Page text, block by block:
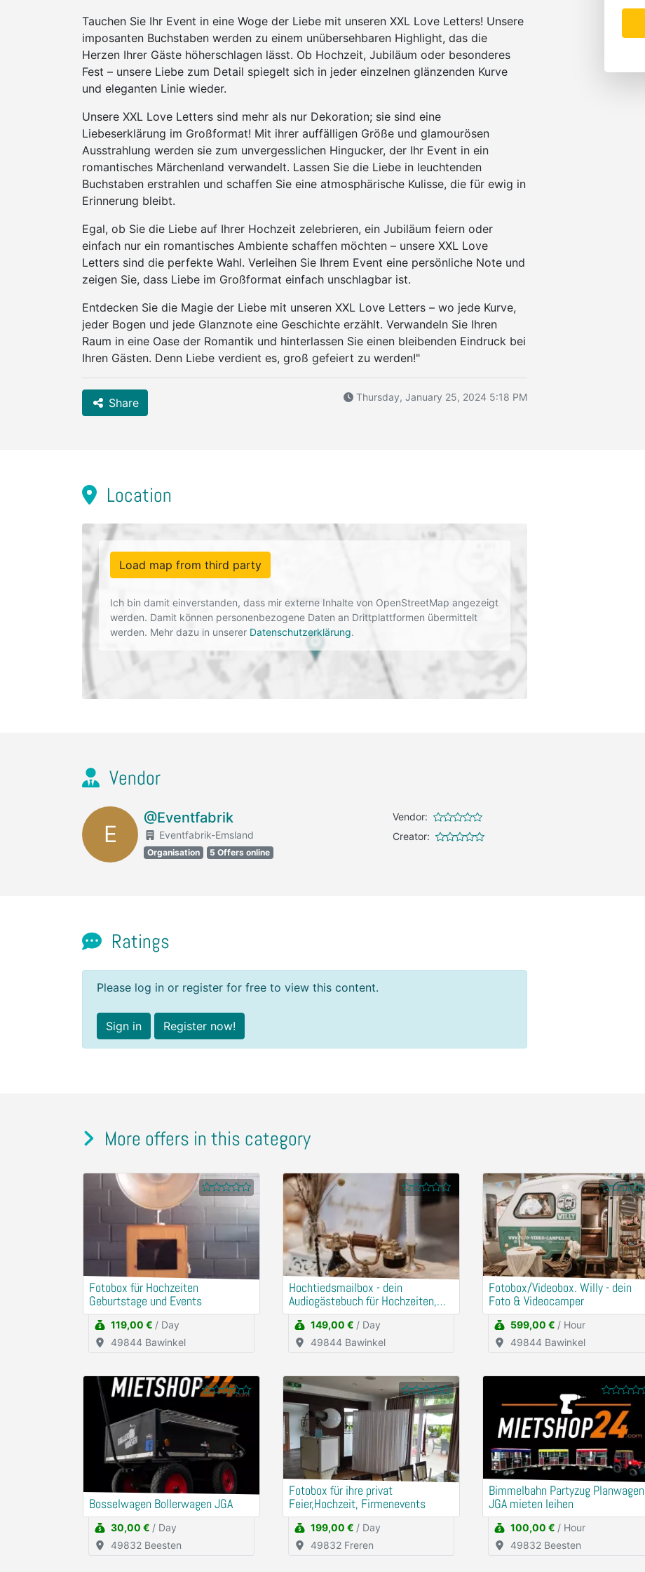
Tauchen Sie Ihr Event in eine Woge der Liebe mit unseren XXL Love Letters! Unsere
imposanten Buchstaben werden zu einem unübersehbaren Highlight, das die
Herzen Ihrer Gäste höherschlagen lässt. Ob Hochzeit, Jubiläum oder besonderes
Fest – unsere Liebe zum Detail spiegelt sich in jeder einzelnen glänzenden Kurve
und eleganten Linie wieder.
Unsere XXL Love Letters sind mehr als nur Dekoration; sie sind eine
Liebeserklärung im Großformat! Mit ihrer auffälligen Größe und glamourösen
Ausstrahlung werden sie zum unvergesslichen Hingucker, der Ihr Event in ein
romantisches Märchenland verwandelt. Lassen Sie die Liebe in leuchtenden
Buchstaben erstrahlen und schaffen Sie eine atmosphärische Kulisse, die für ewig in
Erinnerung bleibt.
Egal, ob Sie die Liebe auf Ihrer Hochzeit zelebrieren, ein Jubiläum feiern oder
einfach nur ein romantisches Ambiente schaffen möchten – unsere XXL Love
Letters sind die perfekte Wahl. Verleihen Sie Ihrem Event eine persönliche Note und
zeigen Sie, dass Liebe im Großformat einfach unschlagbar ist.
Entdecken Sie die Magie der Liebe mit unseren XXL Love Letters – wo jede Kurve,
jeder Bogen und jede Glanznote eine Geschichte erzählt. Verwandeln Sie Ihren
Raum in eine Oase der Romantik und hinterlassen Sie einen bleibenden Eindruck bei
Ihren Gästen. Denn Liebe verdient es, groß gefeiert zu werden!"
Share Thursday, January 25, 2024 5:18 PM
Location
Load map from third party
Ich bin damit einverstanden, dass mir externe Inhalte von OpenStreetMap angezeigt
werden. Damit können personenbezogene Daten an Drittplattformen übermittelt
werden. Mehr dazu in unserer Datenschutzerklärung.
Vendor
E
@Eventfabrik
Eventfabrik-Emsland
Organisation 5 Offers online
Vendor:
Creator:
Ratings
Please log in or register for free to view this content.
Sign in Register now!
More offers in this category
Fotobox für Hochzeiten
Geburtstage und Events
119,00 € / Day
49844 Bawinkel
Hochtiedsmailbox - dein
Audiogästebuch für Hochzeiten,
Geburtstage und Events
149,00 € / Day
49844 Bawinkel
Fotobox/Videobox. Willy - dein
Foto & Videocamper
599,00 € / Hour
49844 Bawinkel
Bosselwagen Bollerwagen JGA
30,00 € / Day
49832 Beesten
Fotobox für ihre privat
Feier,Hochzeit, Firmenevents
199,00 € / Day
49832 Freren
Bimmelbahn Partyzug Planwagen
JGA mieten leihen
100,00 € / Hour
49832 Beesten